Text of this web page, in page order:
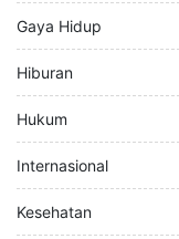
Gaya Hidup
Hiburan
Hukum
Internasional
Kesehatan